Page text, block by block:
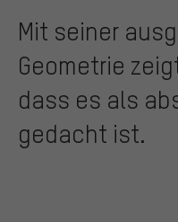
Mit seiner
Geometrie
dass es als
gedacht ist.